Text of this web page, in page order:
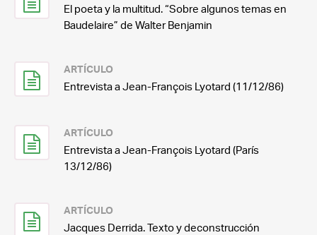
El poeta y la multitud. “Sobre algunos temas en
Baudelaire” de Walter Benjamin
ARTÍCULO
Entrevista a Jean-François Lyotard (11/12/86)
ARTÍCULO
Entrevista a Jean-François Lyotard (París
13/12/86)
ARTÍCULO
Jacques Derrida. Texto y deconstrucción